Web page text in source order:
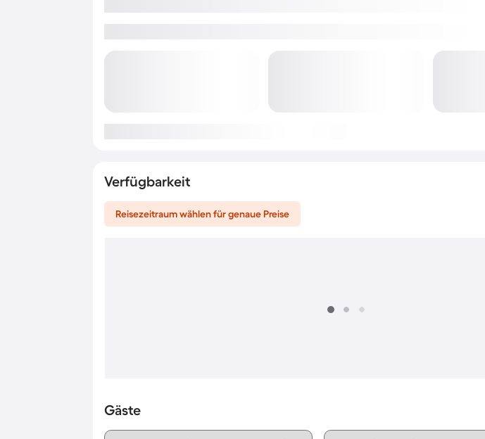
Verfügbarkeit
Reisezeitraum wählen für genaue Preise
Gäste